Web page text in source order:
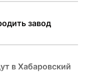
завод
в Хабаровский